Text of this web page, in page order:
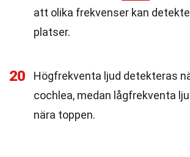
att olika frekvenser kan
platser.
20
Högfrekventa ljud detekteras
cochlea, medan lågfrekventa
nära toppen.